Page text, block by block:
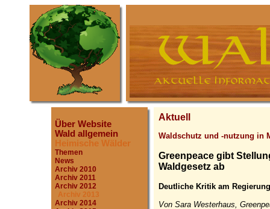
Über Website
Wald allgemein
Heimische Wälder
Themen
News
Archiv 2010
Archiv 2011
Archiv 2012
Archiv 2013
Archiv 2014
Aktuell
Waldschutz und -nutzung in
Greenpeace gibt
Waldgesetz ab
Deutliche Kritik am
Von Sara Westerhaus,